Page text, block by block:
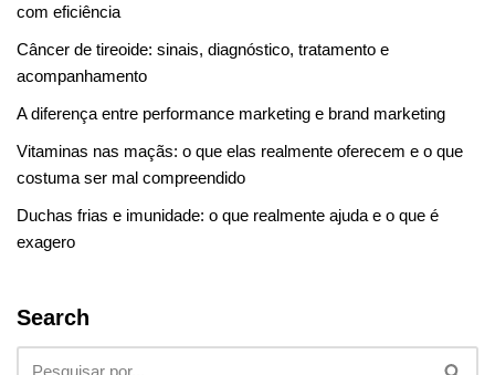
com eficiência
Câncer de tireoide: sinais, diagnóstico, tratamento e
acompanhamento
A diferença entre performance marketing e brand marketing
Vitaminas nas maçãs: o que elas realmente oferecem e o que
costuma ser mal compreendido
Duchas frias e imunidade: o que realmente ajuda e o que é
exagero
Search